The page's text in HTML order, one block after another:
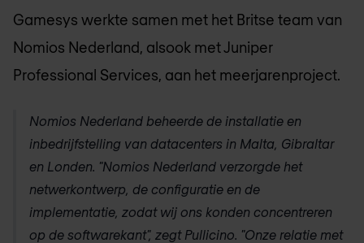
Gamesys werkte samen met het Britse team van
Nomios Nederland, alsook met Juniper
Professional Services, aan het meerjarenproject.
Nomios Nederland beheerde de installatie en
inbedrijfstelling van datacenters in Malta, Gibraltar
en Londen. "Nomios Nederland verzorgde het
netwerkontwerp, de configuratie en de
implementatie, zodat wij ons konden concentreren
op de softwarekant", zegt Pullicino. "Onze relatie met